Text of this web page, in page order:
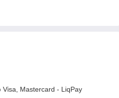
Mastercard - LiqPay